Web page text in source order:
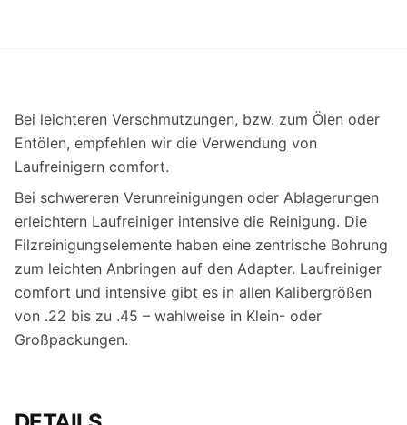
Bei leichteren Verschmutzungen, bzw. zum Ölen oder
Entölen, empfehlen wir die Verwendung von
Laufreinigern comfort.
Bei schwereren Verunreinigungen oder Ablagerungen
erleichtern Laufreiniger intensive die Reinigung. Die
Filzreinigungselemente haben eine zentrische Bohrung
zum leichten Anbringen auf den Adapter. Laufreiniger
comfort und intensive gibt es in allen Kalibergrößen
von .22 bis zu .45 – wahlweise in Klein- oder
Großpackungen.